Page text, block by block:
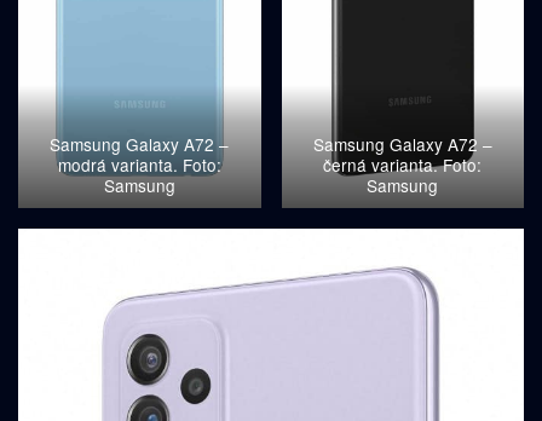
Samsung Galaxy A72 –
modrá varianta. Foto:
Samsung
Samsung Galaxy A72 –
černá varianta. Foto:
Samsung